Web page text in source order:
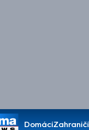
DomácíZahraničí